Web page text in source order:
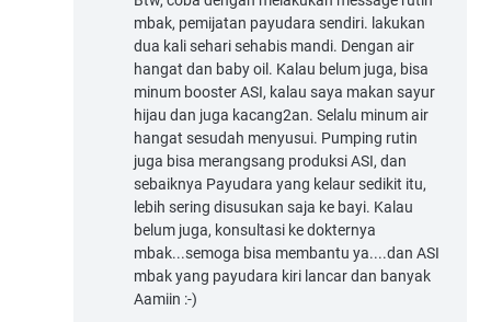
mbak, pemijatan payudara sendiri. lakukan
dua kali sehari sehabis mandi. Dengan air
hangat dan baby oil. Kalau belum juga, bisa
minum booster ASI, kalau saya makan sayur
hijau dan juga kacang2an. Selalu minum air
hangat sesudah menyusui. Pumping rutin
juga bisa merangsang produksi ASI, dan
sebaiknya Payudara yang kelaur sedikit itu,
lebih sering disusukan saja ke bayi. Kalau
belum juga, konsultasi ke dokternya
mbak...semoga bisa membantu ya....dan ASI
mbak yang payudara kiri lancar dan banyak
Aamiin :-)